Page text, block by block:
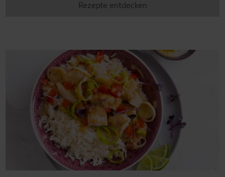
Rezepte entdecken